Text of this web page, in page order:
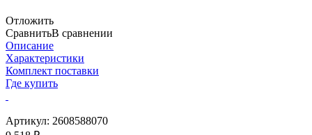
Отложить
СравнитьВ сравнении
Описание
Характеристики
Комплект поставки
Где купить
Артикул: 2608588070